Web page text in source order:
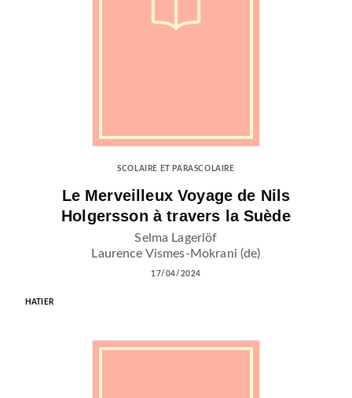
SCOLAIRE ET PARASCOLAIRE
Le Merveilleux Voyage de Nils
Holgersson à travers la Suède
Selma Lagerlöf
Laurence Vismes-Mokrani (de)
17/04/2024
HATIER